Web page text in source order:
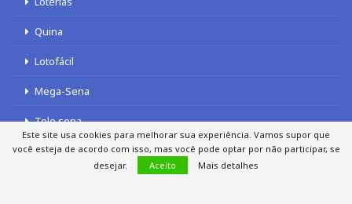
Quina
Lotofácil
Mega-Sena
Tele sena
Este site usa cookies para melhorar sua experiência. Vamos supor que
você esteja de acordo com isso, mas você pode optar por não participar, se
desejar.
Aceito Mais detalhes